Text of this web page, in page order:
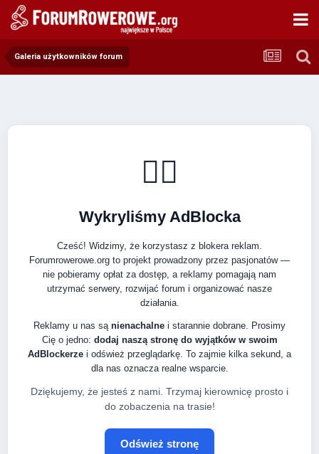
Galeria użytkowników forum
🚴‍♂️
Wykryliśmy AdBlocka
Cześć! Widzimy, że korzystasz z blokera reklam.
Forumrowerowe.org to projekt prowadzony przez pasjonatów —
nie pobieramy opłat za dostęp, a reklamy pomagają nam
utrzymać serwery, rozwijać forum i organizować nasze
działania.
Reklamy u nas są nienachalne i starannie dobrane. Prosimy
Cię o jedno: dodaj naszą stronę do wyjątków w swoim
AdBlockerze i odśwież przeglądarkę. To zajmie kilka sekund, a
dla nas oznacza realne wsparcie.
Dziękujemy, że jesteś z nami. Trzymaj kierownicę prosto i
do zobaczenia na trasie!
Odśwież stronę